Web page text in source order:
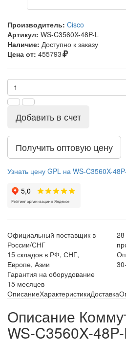
Производитель: Cisco
Артикул: WS-C3560X-48P-L
Наличие: Доступно к заказу
Цена от: 455793
Добавить в счет
Получить оптовую цену
Узнать цену GPL на WS-C3560X-
Официальный поставщик в
России/СНГ
15 складов в РФ, СНГ,
Европе, Азии
Гарантия на оборудование
15 месяцев
ОписаниеХарактеристикиДоставка
Описание
WS-C3560X-